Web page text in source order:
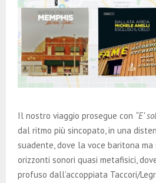
Il nostro viaggio prosegue con “E’
dal ritmo più sincopato, in una
suadente, dove la voce baritona
orizzonti sonori quasi metafisici,
profuso dall’accoppiata Taccori/